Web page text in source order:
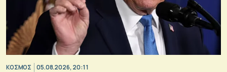
ΚΟΣΜΟΣ 05.08.2026, 20:11